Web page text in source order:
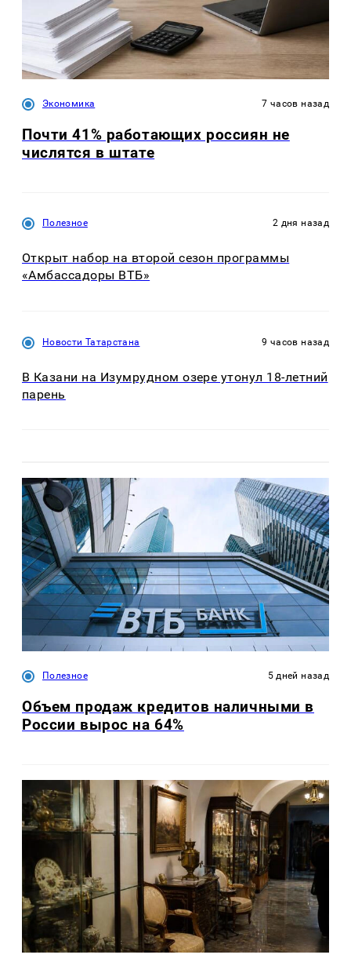
Экономика 7 часов назад
Почти 41% работающих россиян не
числятся в штате
Полезное 2 дня назад
Открыт набор на второй сезон программы
«Амбассадоры ВТБ»
Новости Татарстана 9 часов назад
В Казани на Изумрудном озере утонул 18-летний
парень
Полезное 5 дней назад
Объем продаж кредитов наличными в
России вырос на 64%